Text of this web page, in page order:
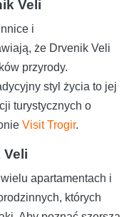
Veli
i
że Drvenik Veli
przyrody.
styl życia to jej
turystycznych o
Visit Trogir.
apartamentach i
których